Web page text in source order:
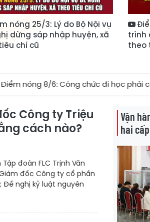
nóng 25/3: Lý do Bộ Nội vụ
dừng sáp nhập huyện, xã
chí cũ
trình
theo
Công chức đi học phải cam kết làm
Công ty Triệu
cách nào?
đoàn FLC Trịnh Văn
đốc Công ty cổ phần
Đề nghị kỷ luật nguyên
Vận
hai cấp